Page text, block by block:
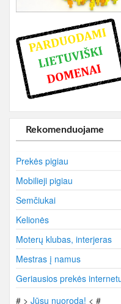
Rekomenduojame
Prekės pigiau
Mobilieji pigiau
Semčiukai
Kelionės
Moterų klubas, interjeras
Mestras į namus
Geriausios prekės
# > Jūsų nuoroda! < #